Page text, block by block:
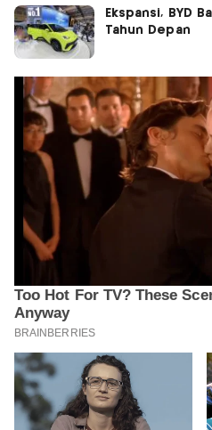
Ekspansi, BYD
Tahun Depan